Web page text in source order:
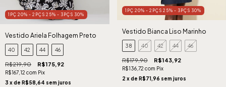
1PÇ 20% - 2PÇS 25% - 3PÇS 30%
Vestido Ariela Folhagem Preto
40 42 44 46
R$219,90 R$175,92
R$167,12 com Pix
3 x de R$58,64 sem juros
1PÇ 20% - 2PÇS 25% - 3PÇS 30%
Vestido Bianca Liso Marinho
38 40 42 44 46
R$179,90 R$143,92
R$136,72 com Pix
2 x de R$71,96 sem juros